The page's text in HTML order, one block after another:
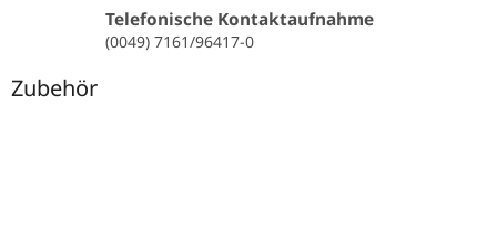
Telefonische Kontaktaufnahme
(0049) 7161/96417-0
Zubehör